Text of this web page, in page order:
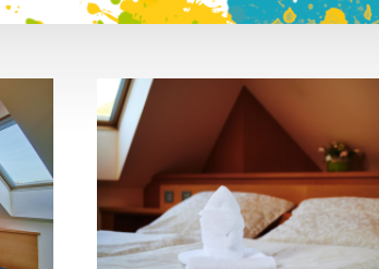
SNOWPARK
LYŽAŘSKÁ ŠKOLA
ŠKOLA - REZERVACE
PŮJČOVNA LYŽÍ A SNB
SERVIS
CENÍK
TUBING
CENÍK
REZERVACE